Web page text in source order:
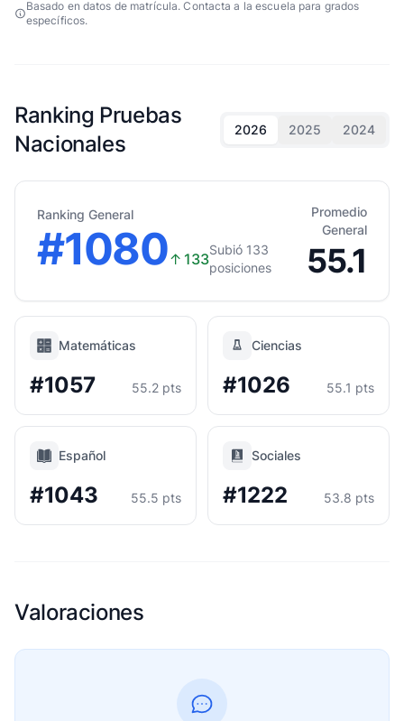
Basado en datos de matrícula. Contacta a la escuela para grados
específicos.
Ranking Pruebas
Nacionales
2026 2025 2024
Ranking General
#1080↑ 133
Subió 133
posiciones
Promedio
General
55.1
Matemáticas
#1057 55.2 pts
Ciencias
#1026 55.1 pts
Español
#1043 55.5 pts
Sociales
#1222 53.8 pts
Valoraciones